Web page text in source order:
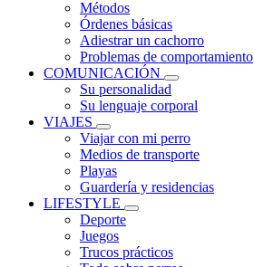
Métodos
Órdenes básicas
Adiestrar un cachorro
Problemas de comportamiento
COMUNICACIÓN
Su personalidad
Su lenguaje corporal
VIAJES
Viajar con mi perro
Medios de transporte
Playas
Guardería y residencias
LIFESTYLE
Deporte
Juegos
Trucos prácticos